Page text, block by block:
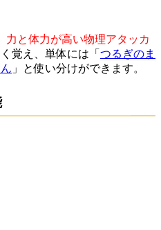
力と体力が高い物理アタッカ
覚え、単体には「 つるぎのま
」と使い分けができます。